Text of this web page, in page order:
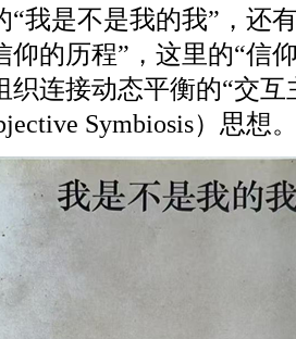
“我是不是我的我”，还
仰的历程”，这里的“信
织连接动态平衡的“交互
Symbiosis）思想